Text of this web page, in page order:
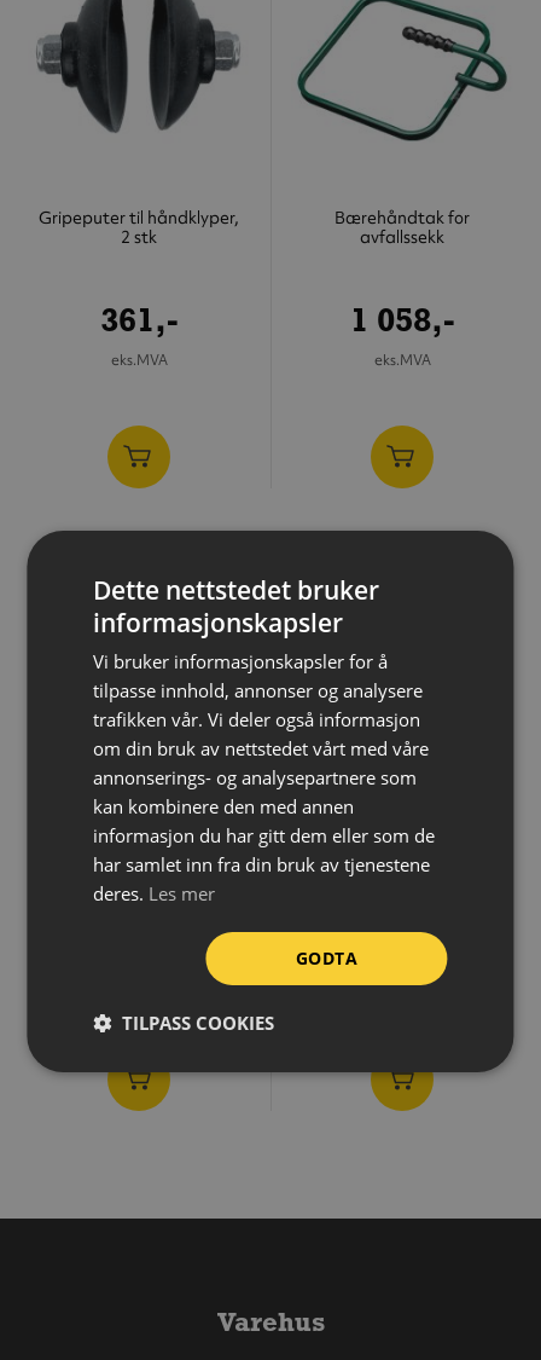
Gripeputer til håndklyper,
2 stk
361,-
eks.MVA
Bærehåndtak for
avfallssekk
1 058,-
eks.MVA
Rengjøringstralle
Sekkestativ med lokk og
hjul, frittstående
3 400,-
eks.MVA
Varehus
Dette nettstedet bruker
informasjonskapsler
Vi bruker informasjonskapsler for å
tilpasse innhold, annonser og analysere
trafikken vår. Vi deler også informasjon
om din bruk av nettstedet vårt med våre
annonserings- og analysepartnere som
kan kombinere den med annen
informasjon du har gitt dem eller som de
har samlet inn fra din bruk av tjenestene
deres. Les mer
GODTA
TILPASS COOKIES